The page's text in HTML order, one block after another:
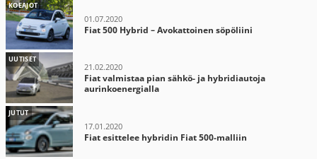
KOEAJOT
01.07.2020
Fiat 500 Hybrid – Avokattoinen söpöliini
UUTISET
21.02.2020
Fiat valmistaa pian sähkö- ja hybridiautoja
aurinkoenergialla
JUTUT
17.01.2020
Fiat esittelee hybridin Fiat 500-malliin